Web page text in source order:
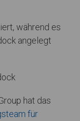
während es
angelegt
hat das
für